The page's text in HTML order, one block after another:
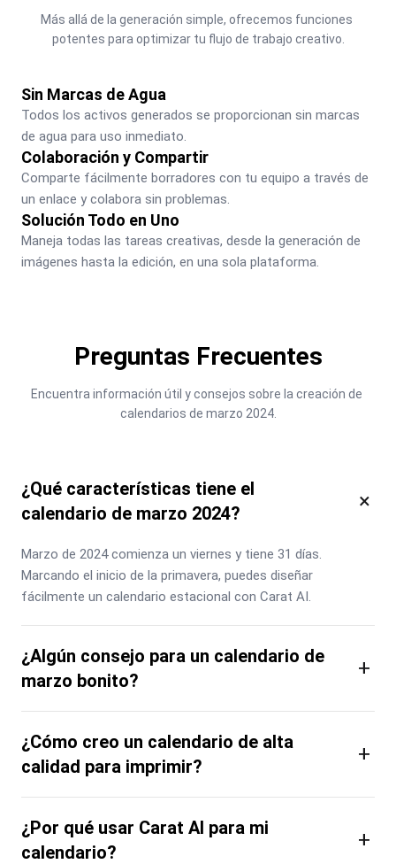
Más allá de la generación simple, ofrecemos funciones
potentes para optimizar tu flujo de trabajo creativo.
Sin Marcas de Agua
Todos los activos generados se proporcionan sin marcas
de agua para uso inmediato.
Colaboración y Compartir
Comparte fácilmente borradores con tu equipo a través de
un enlace y colabora sin problemas.
Solución Todo en Uno
Maneja todas las tareas creativas, desde la generación de
imágenes hasta la edición, en una sola plataforma.
Preguntas Frecuentes
Encuentra información útil y consejos sobre la creación de
calendarios de marzo 2024.
¿Qué características tiene el
calendario de marzo 2024?
×
Marzo de 2024 comienza un viernes y tiene 31 días.
Marcando el inicio de la primavera, puedes diseñar
fácilmente un calendario estacional con Carat AI.
¿Algún consejo para un calendario de
marzo bonito?
+
¿Cómo creo un calendario de alta
calidad para imprimir?
+
¿Por qué usar Carat AI para mi
calendario?
+